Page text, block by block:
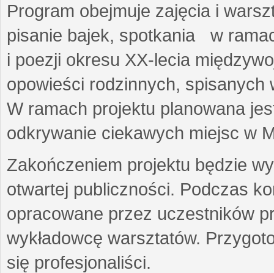
Program obejmuje zajęcia i
pisanie bajek, spotkania w
i poezji okresu XX-lecia
opowieści rodzinnych,
W ramach projektu planowana
odkrywanie ciekawych miejsc w
Zakończeniem projektu będzie
otwartej publiczności. Podczas
opracowane przez uczestników
wykładowcę warsztatów.
się profesjonaliści.